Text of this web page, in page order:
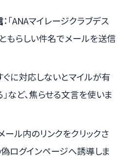
：「ANAマイレージクラブデス
ともらしい件名でメールを送信
すぐに対応しないとマイルが有
など、焦らせる文言を使いま
ール内のリンクをクリックさ
偽ログインページへ誘導しま